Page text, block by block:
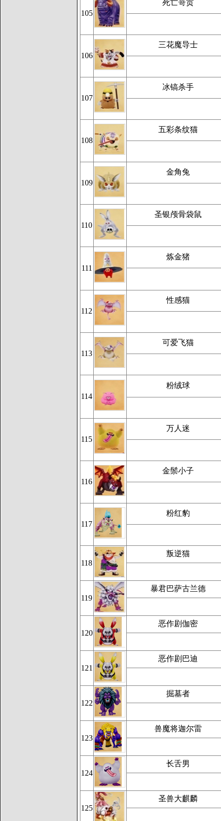
105
死亡哥贡
106
三花魔导士
107
冰镐杀手
108
五彩条纹猫
109
金角兔
110
圣银颅骨袋鼠
111
炼金猪
112
性感猫
113
可爱飞猫
114
粉绒球
115
万人迷
116
金鬃小子
117
粉红豹
118
叛逆猫
119
暴君巴萨古兰德
120
恶作剧伽密
121
恶作剧巴迪
122
掘墓者
123
兽魔将迦尔雷
124
长舌男
125
圣兽大麒麟